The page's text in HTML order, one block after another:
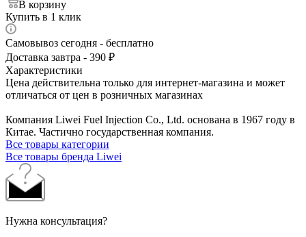
В корзину
Купить в 1 клик
Самовывоз сегодня - бесплатно
Доставка завтра - 390 ₽
Характеристики
Цена действительна только для интернет-магазина и может
отличаться от цен в розничных магазинах
Компания Liwei Fuel Injection Co., Ltd. основана в 1967 году в
Китае. Частично государственная компания.
Все товары категории
Все товары бренда Liwei
Нужна консультация?